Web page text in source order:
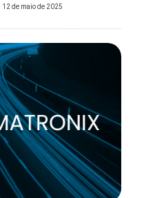
12 de maio de 2025